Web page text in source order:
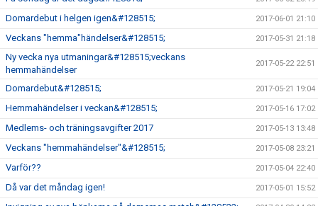
Domardebut i helgen igen&#128515; 2017-06-01 21:10
Veckans "hemma"händelser&#128515; 2017-05-31 21:18
Ny vecka nya utmaningar&#128515;veckans
hemmahändelser
2017-05-22 22:51
Domardebut&#128515; 2017-05-21 19:04
Hemmahändelser i veckan&#128515; 2017-05-16 17:02
Medlems- och träningsavgifter 2017 2017-05-13 13:48
Veckans "hemmahändelser"&#128515; 2017-05-08 23:21
Varför?? 2017-05-04 22:40
Då var det måndag igen! 2017-05-01 15:52